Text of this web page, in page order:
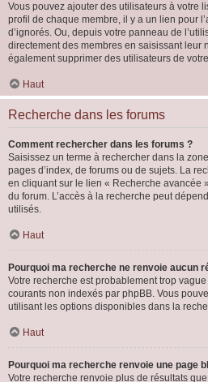
Vous pouvez ajouter des utilisateurs à votre
profil de chaque membre, il y a un lien pour
d’ignorés. Ou, depuis votre panneau de
directement des membres en saisissant leur
également supprimer des utilisateurs de
Haut
Recherche dans les forums
Comment rechercher dans les forums ?
Saisissez un terme à rechercher dans la
pages d’index, de forums ou de sujets. La
en cliquant sur le lien « Recherche avancée
du forum. L’accès à la recherche peut
utilisés.
Haut
Pourquoi ma recherche ne renvoie aucun
Votre recherche est probablement trop
courants non indexés par phpBB. Vous
utilisant les options disponibles dans la
Haut
Pourquoi ma recherche renvoie une page
Votre recherche renvoie plus de résultats